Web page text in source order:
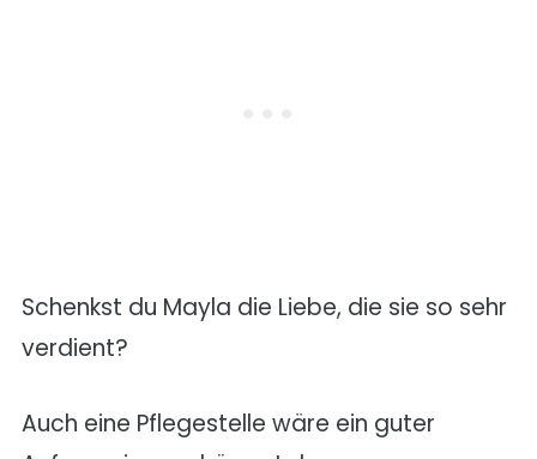
Schenkst du Mayla die Liebe, die sie so sehr
verdient?
Auch eine Pflegestelle wäre ein guter